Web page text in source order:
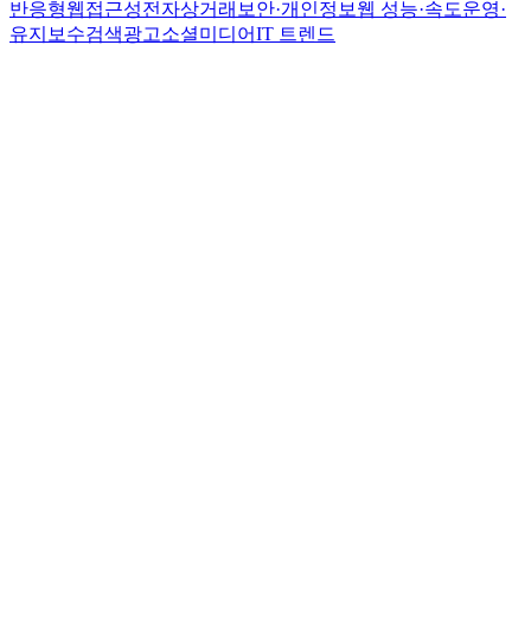
반응형웹접근성전자상거래 보안·개인정보 웹 성능·속도운영·
유지보수검색광고소셜미디어IT 트렌드